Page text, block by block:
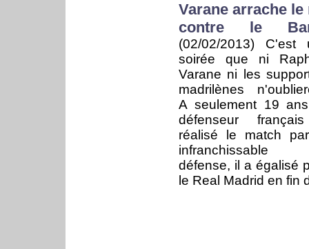
Varane arrache le
contre le
(02/02/2013) C'est
soirée que ni
Varane ni les
madrilènes
A seulement 19
défenseur
réalisé le match
infranchissable
défense, il a égalisé
le Real Madrid en fin